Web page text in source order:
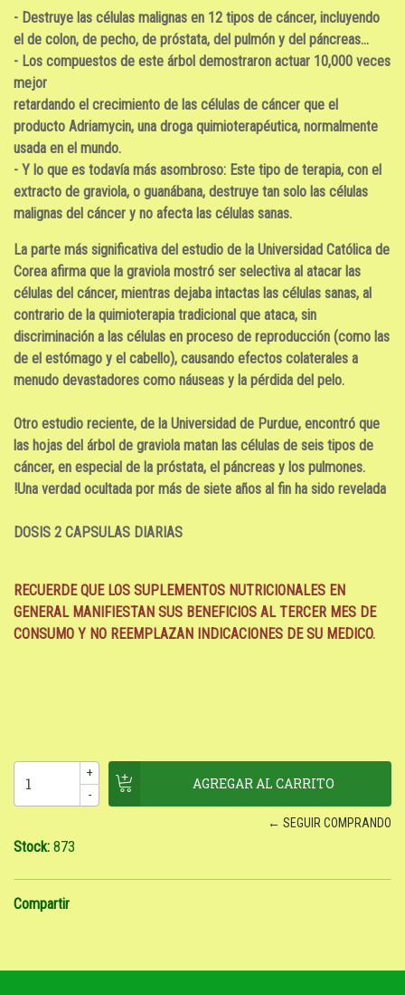
- Destruye las células malignas en 12 tipos de cáncer, incluyendo
el de colon, de pecho, de próstata, del pulmón y del páncreas...
- Los compuestos de este árbol demostraron actuar 10,000 veces
mejor
retardando el crecimiento de las células de cáncer que el
producto Adriamycin, una droga quimioterapéutica, normalmente
usada en el mundo.
- Y lo que es todavía más asombroso: Este tipo de terapia, con el
extracto de graviola, o guanábana, destruye tan solo las células
malignas del cáncer y no afecta las células sanas.
La parte más significativa del estudio de la Universidad Católica de
Corea afirma que la graviola mostró ser selectiva al atacar las
células del cáncer, mientras dejaba intactas las células sanas, al
contrario de la quimioterapia tradicional que ataca, sin
discriminación a las células en proceso de reproducción (como las
de el estómago y el cabello), causando efectos colaterales a
menudo devastadores como náuseas y la pérdida del pelo.
Otro estudio reciente, de la Universidad de Purdue, encontró que
las hojas del árbol de graviola matan las células de seis tipos de
cáncer, en especial de la próstata, el páncreas y los pulmones.
!Una verdad ocultada por más de siete años al fin ha sido revelada
DOSIS 2 CAPSULAS DIARIAS
RECUERDE QUE LOS SUPLEMENTOS NUTRICIONALES EN
GENERAL MANIFIESTAN SUS BENEFICIOS AL TERCER MES DE
CONSUMO Y NO REEMPLAZAN INDICACIONES DE SU MEDICO.
+
-
← SEGUIR COMPRANDO
Stock: 873
Compartir